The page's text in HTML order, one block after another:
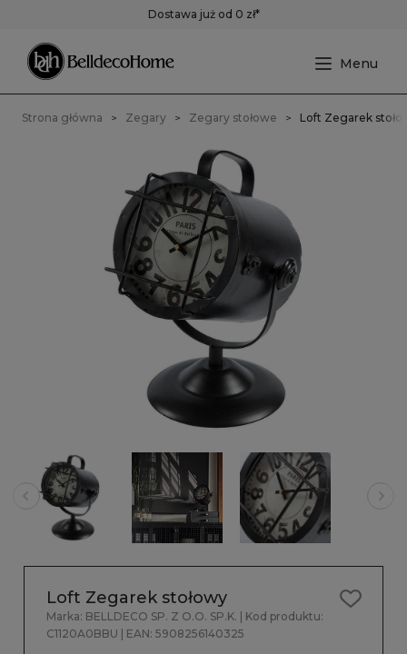
Dostawa już od 0 zł*
Strona główna Zegary Zegary stołowe Loft Zegarek
Loft Zegarek stołowy
Marka: BELLDECO SP. Z O.O. SP.K.
| Kod produktu:
C1120A0BBU
| EAN: 5908256140325